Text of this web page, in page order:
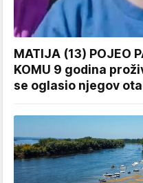
MATIJA (13) POJEO
KOMU 9 godina
se oglasio njegov